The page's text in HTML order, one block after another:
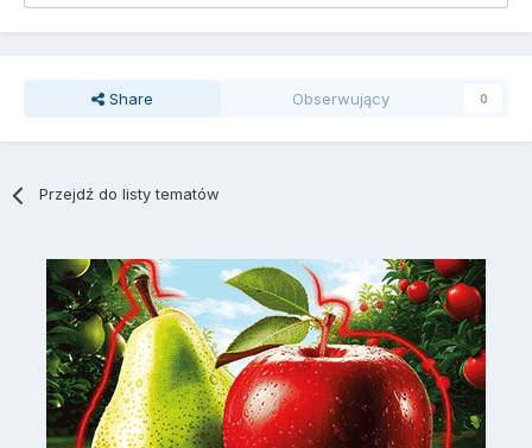
Share Obserwujący 0
Przejdź do listy tematów